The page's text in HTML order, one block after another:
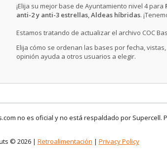
¡Elija su mejor base de Ayuntamiento nivel 4 para
anti-2 y anti-3 estrellas,Aldeas híbridas.
Estamos tratando de actualizar el archivo COC
Elija cómo se ordenan las bases por fecha,
opinión ayuda a otros usuarios a elegir.
no es oficial y no está respaldado por Supercell.
© 2026 | Retroalimentación | Privacy Policy